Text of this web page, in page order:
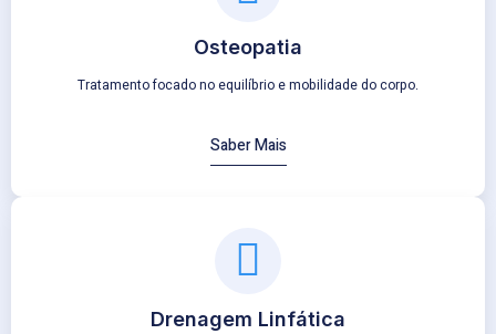
Osteopatia
Tratamento focado no equilíbrio e mobilidade do corpo.
Saber Mais
Drenagem Linfática